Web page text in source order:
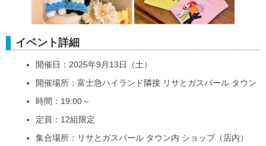
イベント詳細
開催日：2025年9月13日（土）
開催場所：富士急ハイランド隣接 リサとガスパール タウン
時間：19:00～
定員：12組限定
集合場所：リサとガスパール タウン内 ショップ（店内）